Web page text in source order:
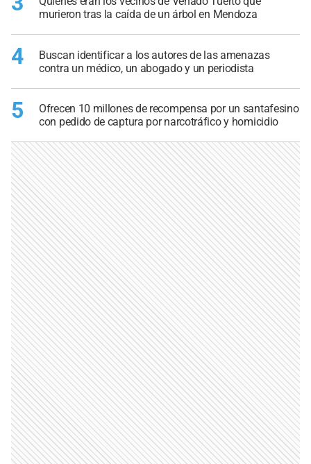
murieron tras la caída de un árbol en Mendoza
4
Buscan identificar a los autores de las amenazas
contra un médico, un abogado y un periodista
5
Ofrecen 10 millones de recompensa por un santafesino
con pedido de captura por narcotráfico y homicidio